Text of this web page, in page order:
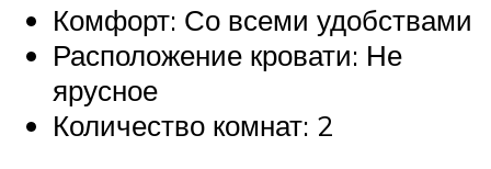
Комфорт: Со всеми удобствами
Расположение кровати: Не
ярусное
Количество комнат: 2